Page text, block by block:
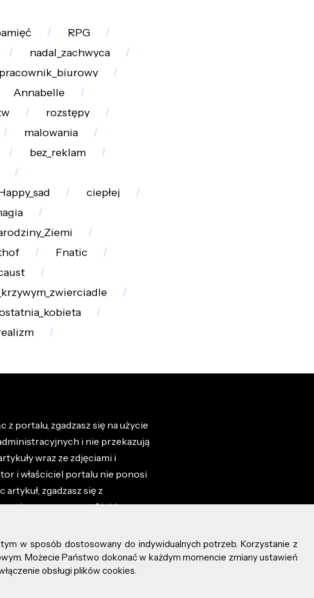
RPG
nadal_zachwyca
pracownik_biurowy
Annabelle
rozstępy
malowania
bez_reklam
ciepłej
Fnatic
portalu, zgadzasz się na użycie
i nie przekazują
wraz ze zdjęciami i
i właściciel portalu nie ponosi
zgadzasz się z
umieszczone przez Ciebie na
w sposób dostosowany do indywidualnych potrzeb. Korzystanie z
Możecie Państwo dokonać w każdym momencie zmiany ustawień
obsługi plików cookies.